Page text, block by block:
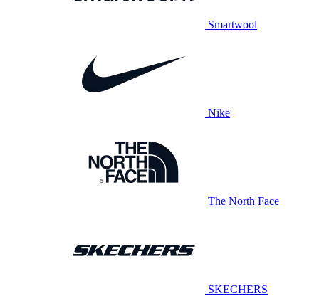
Smartwool
Nike
The North Face
SKECHERS